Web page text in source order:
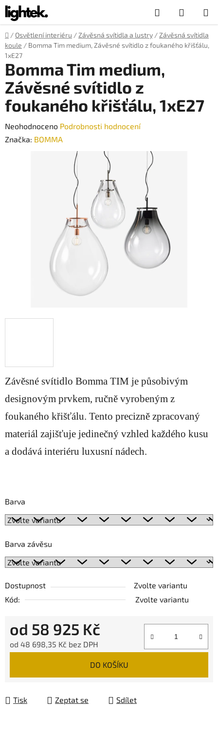
Přejít
na
obsah
Hledat
KOŠÍK
Domů
/ Osvětlení interiéru / Závěsná svítidla a lustry / Závěsná svítidla
koule / Bomma Tim medium, Závěsné svítidlo z foukaného křišťálu,
1xE27
Závěsné svítidlo Bomma TIM je působivým
designovým prvkem, ručně vyrobeným z
foukaného křišťálu. Tento precizně zpracovaný
materiál zajišťuje jedinečný vzhled každého kusu
a dodává interiéru luxusní nádech.
Barva
Barva závěsu
Dostupnost
Zvolte variantu
Kód:
Zvolte variantu
od 58 925 Kč
od 48 698,35 Kč bez DPH
DO KOŠÍKU
Tisk Zeptat se Sdílet
Bomma Tim medium,
Závěsné svítidlo z
foukaného křišťálu, 1xE27
Průměrné
hodnocení
Neohodnoceno Podrobnosti hodnocení
Značka: BOMMA